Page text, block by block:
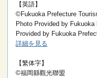
【英語】
©Fukuoka Prefecture
Photo Provided by
Provided by Fukuoka
詳細を見る
【繁体字】
©福岡縣觀光聯盟